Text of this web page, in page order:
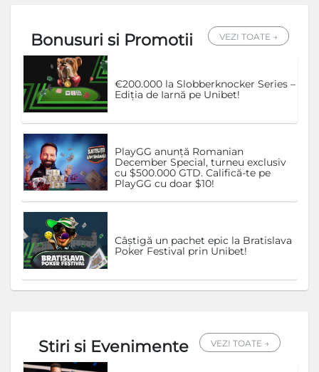
Bonusuri si Promotii VEZI TOATE →
€200.000 la Slobberknocker Series –
Ediția de Iarnă pe Unibet!
PlayGG anunță Romanian
December Special, turneu exclusiv
cu $500.000 GTD. Califică-te pe
PlayGG cu doar $10!
Câștigă un pachet epic la Bratislava
Poker Festival prin Unibet!
Stiri si Evenimente VEZI TOATE →